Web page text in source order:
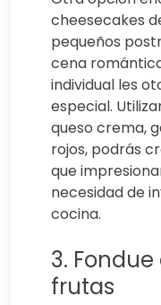
cheesecakes
pequeños
cena
individual les
especial.
queso crema,
rojos, podrás
que
necesidad de
cocina.
3.
frutas